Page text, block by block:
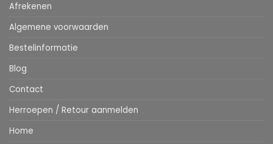
Afrekenen
Algemene voorwaarden
Bestelinformatie
Blog
Contact
Herroepen / Retour aanmelden
Home